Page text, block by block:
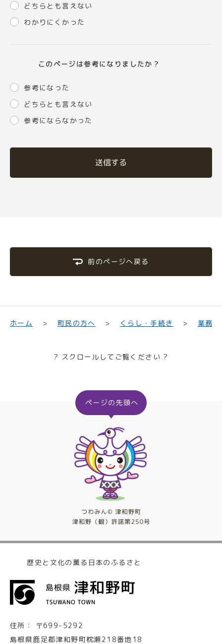
どちらとも言えない
わかりにくかった
このページは参考になりましたか？
参考になった
どちらとも言えない
参考にならなかった
送信する
前のページへ戻る
ホーム 町民の方へ くらし・手続き 業務
? スクロールしてご覧ください ?
歴史と文化の薫る日本のふるさと
住所：
〒699-5292
島根県鹿足郡津和野町枕瀬218番地18